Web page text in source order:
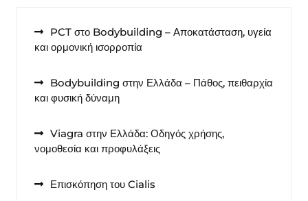
PCT στο Bodybuilding – Αποκατάσταση, υγεία
και ορμονική ισορροπία
Bodybuilding στην Ελλάδα – Πάθος, πειθαρχία
και φυσική δύναμη
Viagra στην Ελλάδα: Οδηγός χρήσης,
νομοθεσία και προφυλάξεις
Επισκόπηση του Cialis